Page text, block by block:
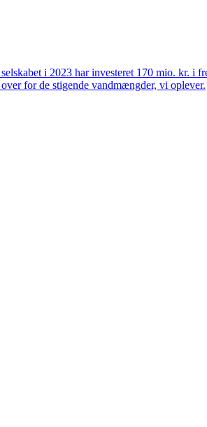
i 2023 har investeret 170 mio. kr.
for de stigende vandmængder, vi oplever.